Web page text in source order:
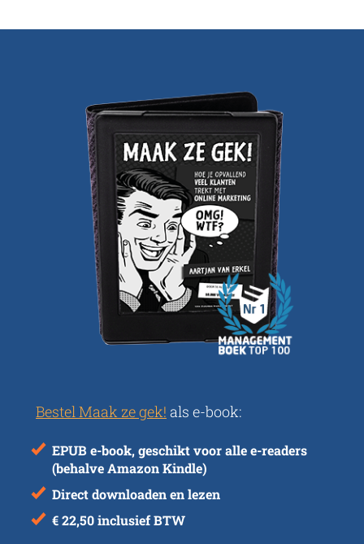
Bestel Maak ze gek! als e-book:
EPUB e-book, geschikt voor alle e-readers
(behalve Amazon Kindle)
Direct downloaden en lezen
€ 22,50 inclusief BTW